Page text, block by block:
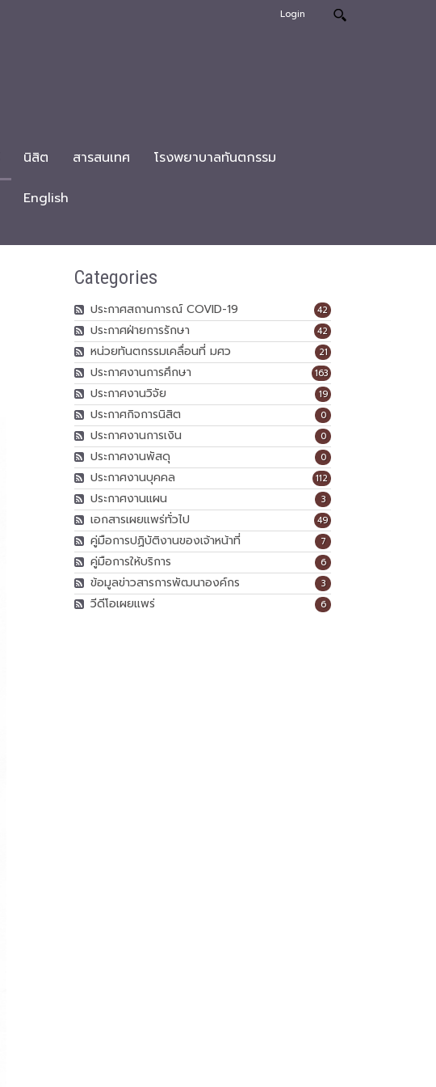
Login
นิสิต สารสนเทศ โรงพยาบาลทันตกรรม
English
Categories
42
ประกาศสถานการณ์ COVID-19
42
ประกาศฝ่ายการรักษา
21
หน่วยทันตกรรมเคลื่อนที่ มศว
163
ประกาศงานการศึกษา
19
ประกาศงานวิจัย
0
ประกาศกิจการนิสิต
0
ประกาศงานการเงิน
0
ประกาศงานพัสดุ
112
ประกาศงานบุคคล
3
ประกาศงานแผน
49
เอกสารเผยแพร่ทั่วไป
7
คู่มือการปฏิบัติงานของเจ้าหน้าที่
6
คู่มือการให้บริการ
3
ข้อมูลข่าวสารการพัฒนาองค์กร
6
วีดีโอเผยแพร่